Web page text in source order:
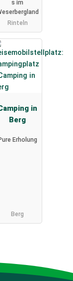
s im
Rinteln
in
Berg
Erholung
Berg